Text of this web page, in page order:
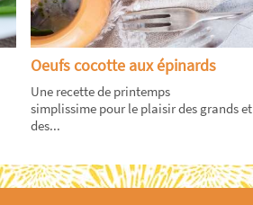
Oeufs cocotte aux épinards
Une recette de printemps
simplissime pour le plaisir des grands et
des...